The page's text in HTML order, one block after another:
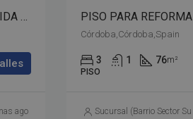
PISO PARA ENTRAR A VIVIR EN AVENIDA GRANADA – bp02-00534
ago
Córdoba,Córdoba,Spain
3 1 76m²
PISO
Sucursal (Barrio Sector Sur)